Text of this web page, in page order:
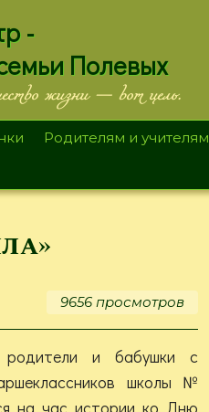
-
Полевых
жизни — вот цель.
Родителям и учителям
9656 просмотров
родители и бабушки с
школы №
на час истории ко Дню